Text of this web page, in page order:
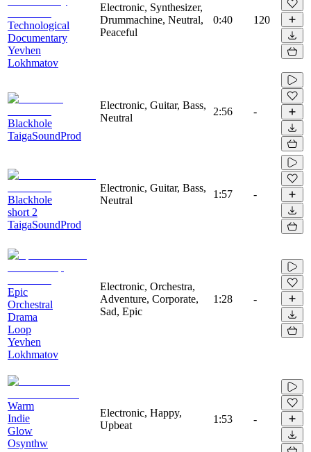
Technological
Documentary
Yevhen
Lokhmatov
Electronic, Synthesizer,
Drummachine, Neutral,
Peaceful
0:40 120
Blackhole
TaigaSoundProd
Electronic, Guitar, Bass,
Neutral
2:56 -
Blackhole
short 2
TaigaSoundProd
Electronic, Guitar, Bass,
Neutral
1:57 -
Epic
Orchestral
Drama
Loop
Yevhen
Lokhmatov
Electronic, Orchestra,
Adventure, Corporate,
Sad, Epic
1:28 -
Warm
Indie
Glow
Osynthw
Electronic, Happy,
Upbeat
1:53 -